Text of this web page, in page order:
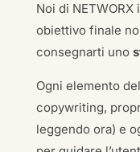
Noi di
obiettivo finale
consegnarti uno
Ogni elemento
copywriting,
leggendo ora) e